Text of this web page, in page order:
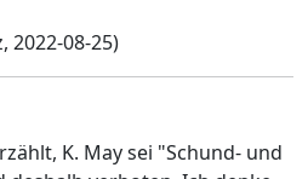
2022-08-25)
K. May sei "Schund- und